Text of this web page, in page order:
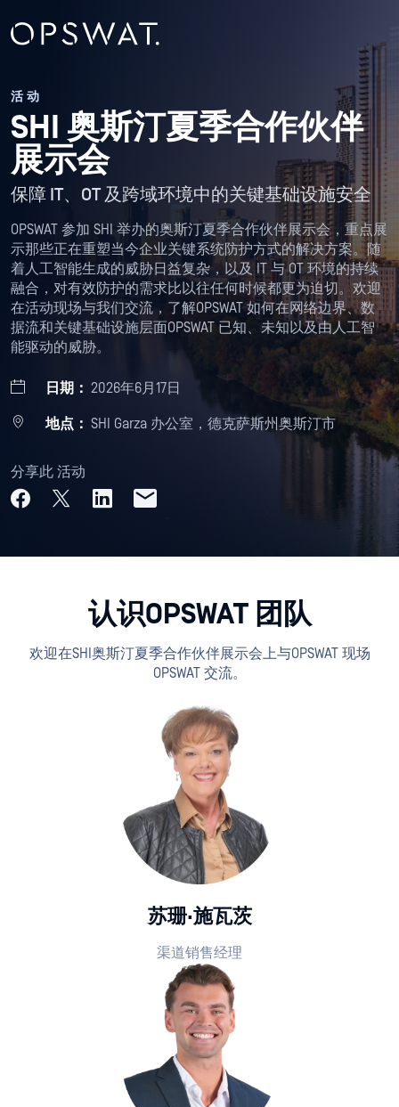
活动
SHI 奥斯汀夏季合作伙伴
展示会
保障 IT、OT 及跨域环境中的关键基础设施安全
OPSWAT 参加 SHI 举办的奥斯汀夏季合作伙伴展示会，重点展
示那些正在重塑当今企业关键系统防护方式的解决方案。随
着人工智能生成的威胁日益复杂，以及 IT 与 OT 环境的持续
融合，对有效防护的需求比以往任何时候都更为迫切。欢迎
在活动现场与我们交流，了解OPSWAT 如何在网络边界、数
据流和关键基础设施层面OPSWAT 已知、未知以及由人工智
能驱动的威胁。
日期： 2026年6月17日
地点： SHI Garza 办公室，德克萨斯州奥斯汀市
分享此 活动
认识OPSWAT 团队
欢迎在SHI奥斯汀夏季合作伙伴展示会上与OPSWAT 现场
OPSWAT 交流。
苏珊·施瓦茨
渠道销售经理